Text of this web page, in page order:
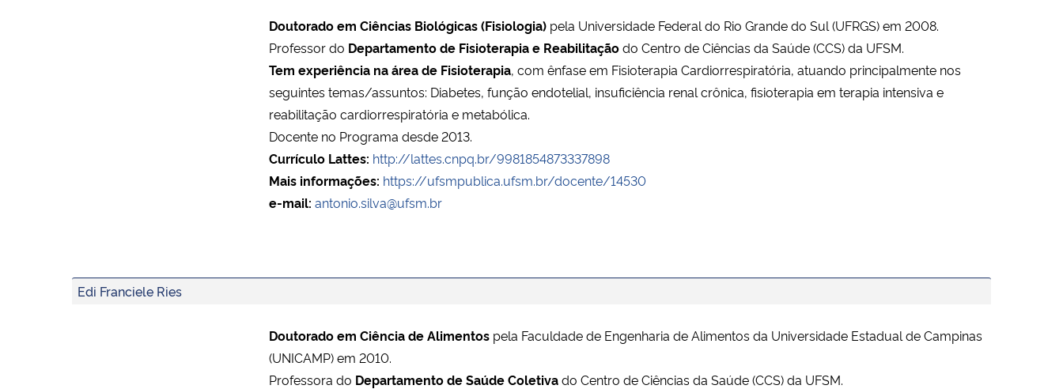
Doutorado em Ciências Biológicas (Fisiologia)pela Universidade Federal do Rio Grande do Sul (UFRGS) em 2008.
Professor do Departamento de Fisioterapia e Reabilitaçãodo Centro de Ciências da Saúde (CCS) da UFSM.
Tem experiência na área de Fisioterapia, com ênfase em Fisioterapia Cardiorrespiratória, atuando principalmente nos
seguintes temas/assuntos: Diabetes, função endotelial, insuficiência renal crônica, fisioterapia em terapia intensiva e
reabilitação cardiorrespiratória e metabólica.
Docente no Programa desde 2013.
Currículo Lattes: http://lattes.cnpq.br/9981854873337898
Mais informações: https://ufsmpublica.ufsm.br/docente/14530
e-mail: antonio.silva@ufsm.br
Edi Franciele Ries
Doutorado em Ciência de Alimentos pela Faculdade de Engenharia de Alimentos da Universidade Estadual de Campinas
(UNICAMP) em 2010.
Professora do Departamento de Saúde Coletivado Centro de Ciências da Saúde (CCS) da UFSM.